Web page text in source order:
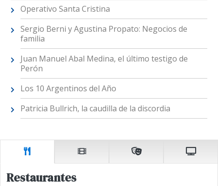
Operativo Santa Cristina
Sergio Berni y Agustina Propato: Negocios de
familia
Juan Manuel Abal Medina, el último testigo de
Perón
Los 10 Argentinos del Año
Patricia Bullrich, la caudilla de la discordia
Restaurantes